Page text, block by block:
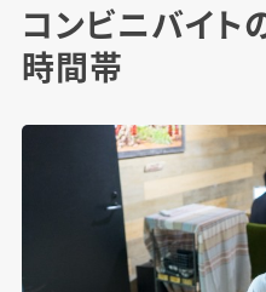
コンビニバイト
時間帯